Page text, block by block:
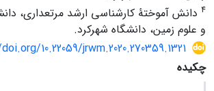
4 دانش آموختۀ کارشناسی ارشد مرتعداری،
و علوم زمین، دانشگاه شهرکرد.
10.22059/jrwm.2020.270359.1321
چکیده